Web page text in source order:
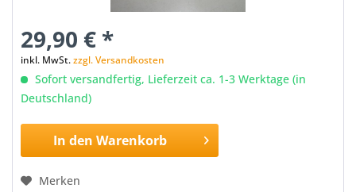
29,90 € *
inkl. MwSt.zzgl. Versandkosten
Sofort versandfertig, Lieferzeit ca. 1-3 Werktage (in
Deutschland)
In den Warenkorb
Merken